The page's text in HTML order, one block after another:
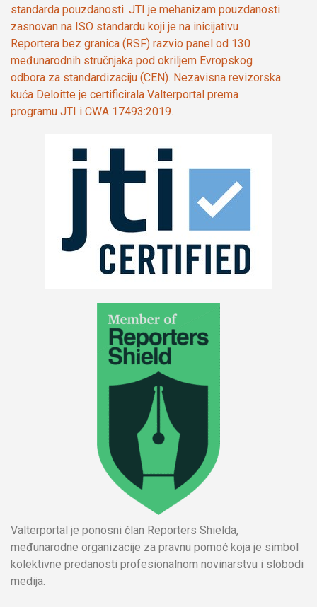
standarda pouzdanosti. JTI je mehanizam pouzdanosti
zasnovan na ISO standardu koji je na inicijativu
Reportera bez granica (RSF) razvio panel od 130
međunarodnih stručnjaka pod okriljem Evropskog
odbora za standardizaciju (CEN). Nezavisna revizorska
kuća Deloitte je certificirala Valterportal prema
programu JTI i CWA 17493:2019.
Valterportal je ponosni član Reporters Shielda,
međunarodne organizacije za pravnu pomoć koja je simbol
kolektivne predanosti profesionalnom novinarstvu i slobodi
medija.